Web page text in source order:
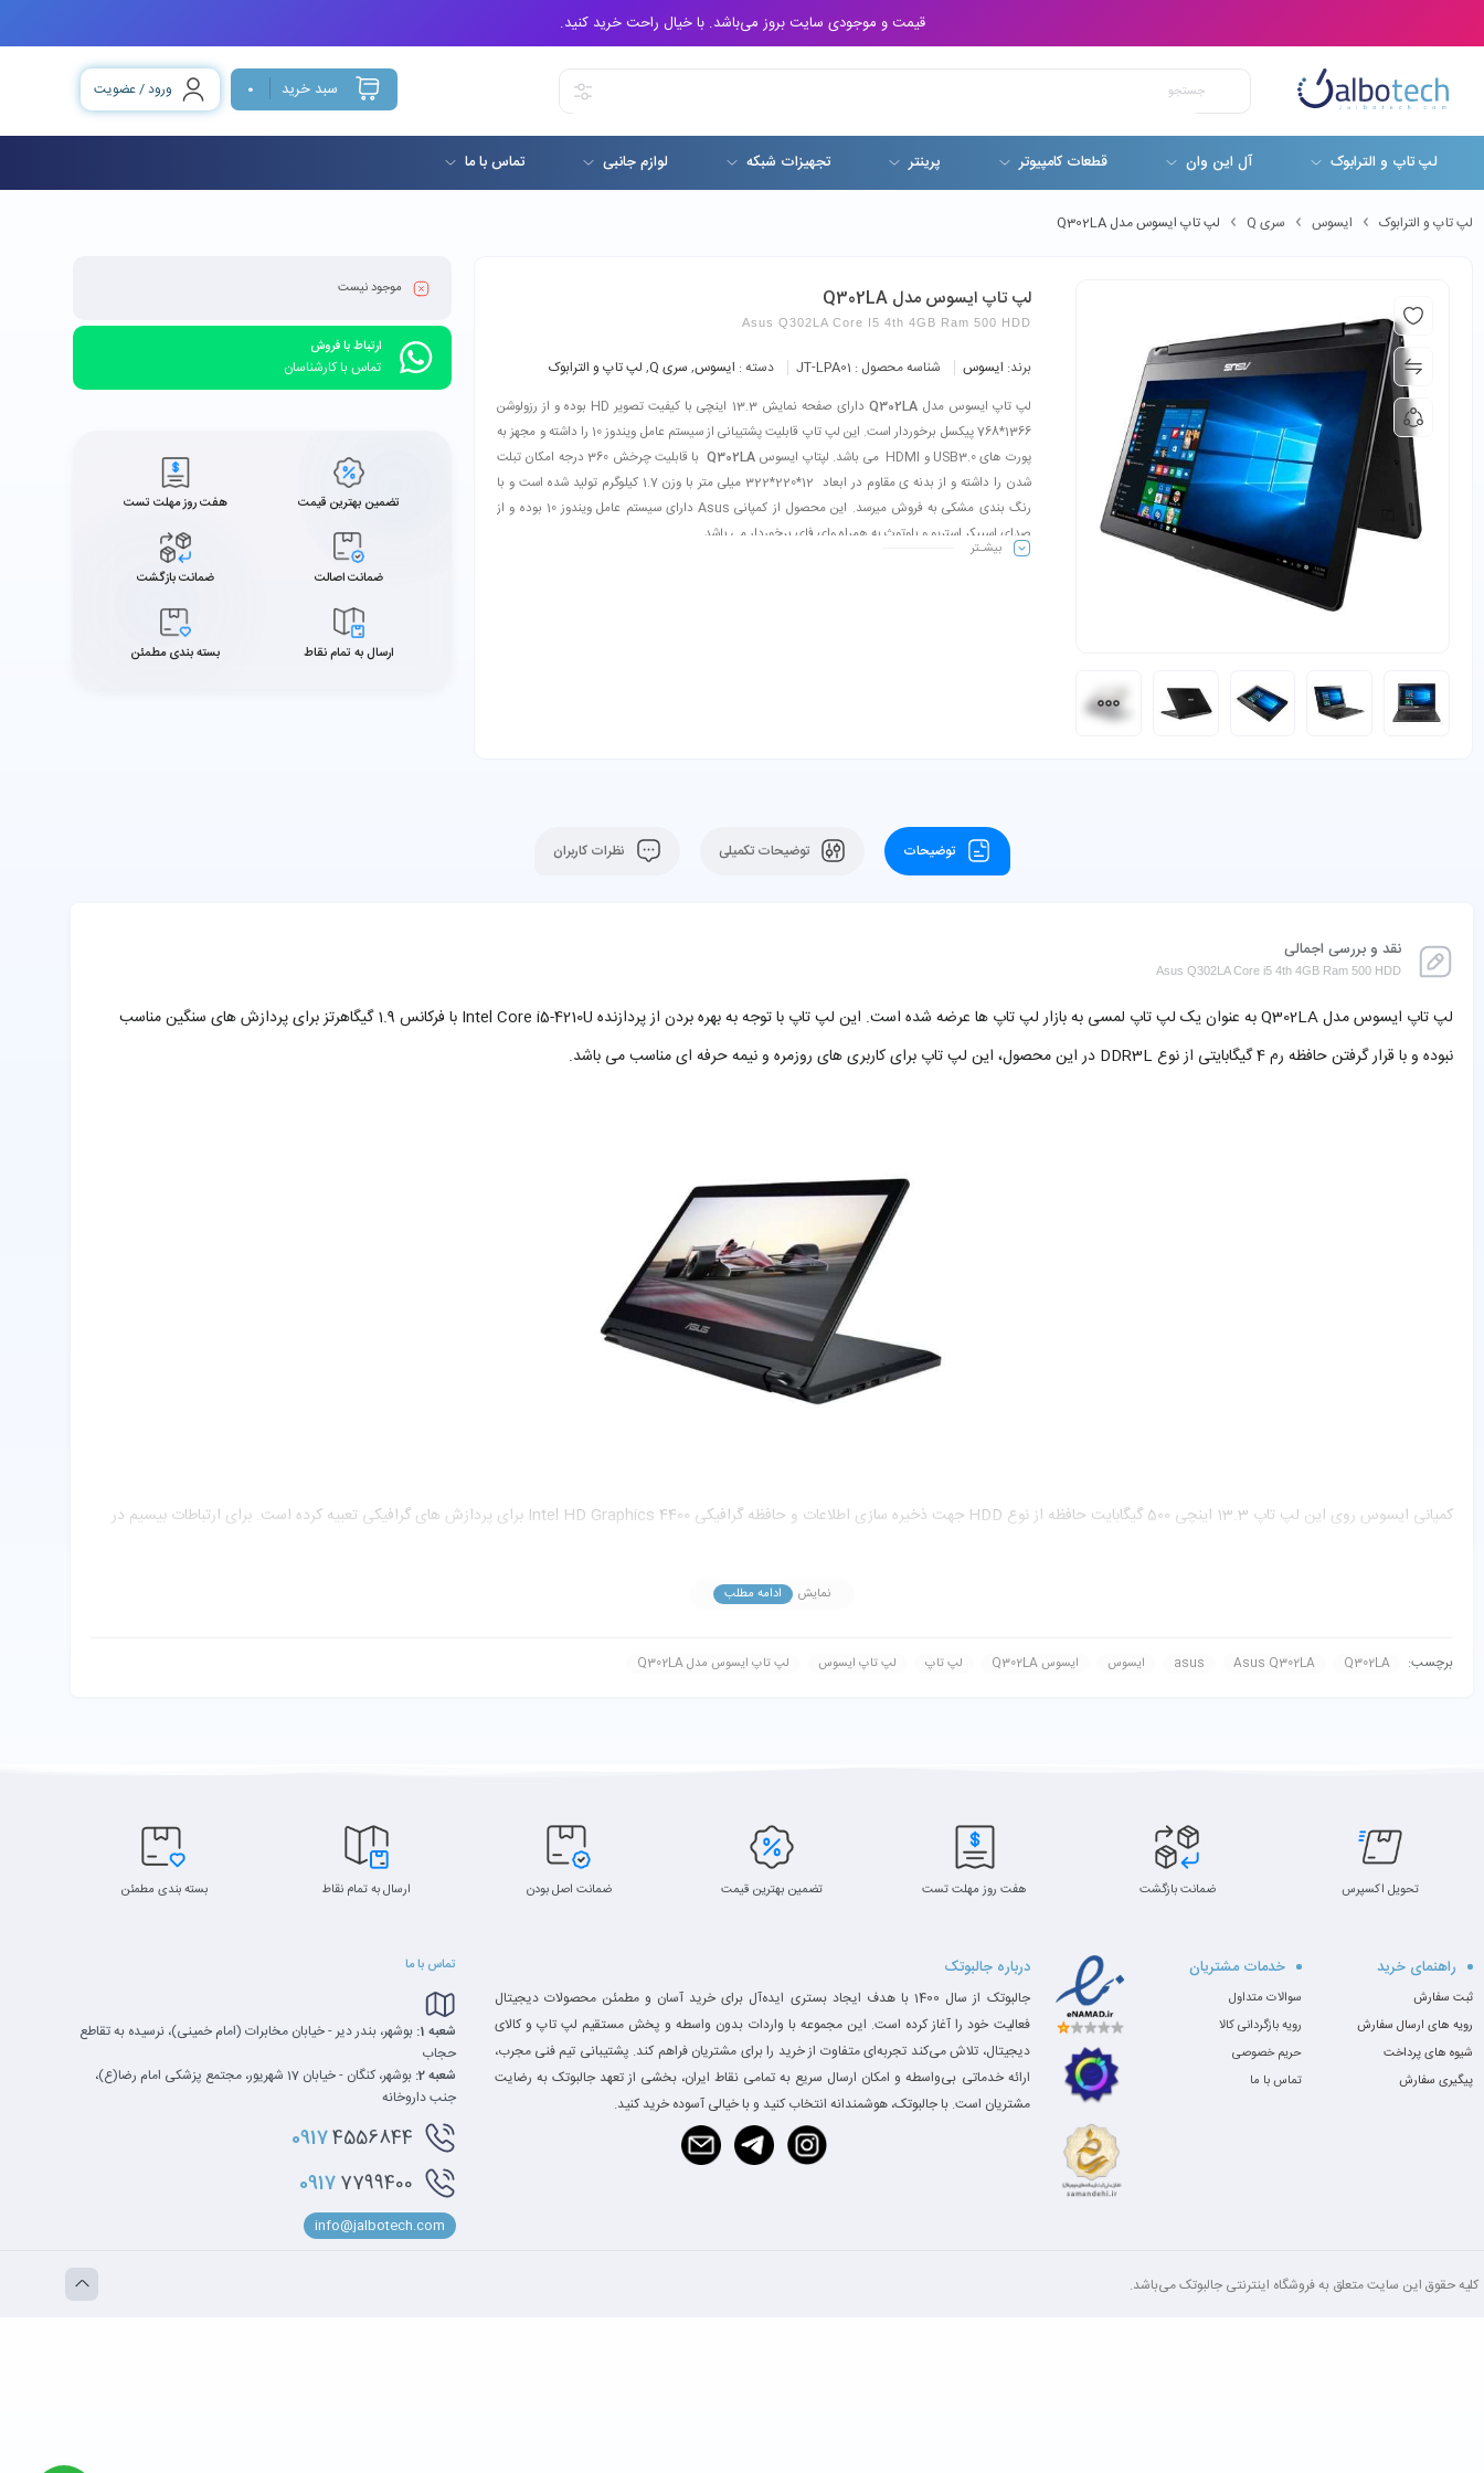
قیمت و موجودی سایت بروز می‌باشد. با خیال راحت خرید کنید.
سبد خرید 0 ورود / عضویت
لپ تاپ و الترابوک آل این وان قطعات کامپیوتر پرینتر تجهیزات شبکه لوازم جانبی تماس با ما
لپ تاپ و الترابوک ایسوس سری Q لپ تاپ ایسوس مدل Q302LA
لپ تاپ ایسوس مدل Q302LA
Asus Q302LA Core I5 4th 4GB Ram 500 HDD
برند: ایسوس شناسه محصول : JT-LPA01 دسته : ایسوس, سری Q , لپ تاپ و الترابوک
لپ تاپ ایسوس مدلQ302LA
دارای صفحه نمایش 13.3 اینچی با کیفیت تصویر HD بوده و از رزولوشن
1366*768 پیکسل برخوردار است. این لپ تاپ قابلیت پشتیبانی از سیستم عامل ویندوز 10 را داشته و مجهز به
پورت های USB3.0 و HDMI می باشد. لپتاپ ایسوس
Q302LA
با قابلیت چرخش 360 درجه امکان تبلت
شدن را داشته و از بدنه ی مقاوم در ابعاد 12*220*322 میلی متر با وزن 1.7 کیلوگرم تولید شده است و با
رنگ بندی مشکی به فروش میرسد. این محصول از کمپانی Asus دارای سیستم عامل ویندوز 10 بوده و از
صدای اسپیکر استریو و بلوتوث به همراه وای فای برخوردار می باشد.
بیشـتر
موجود نیست
ارتباط با فروش
تماس با کارشناسان
تضمین بهترین قیمت هفت روز مهلت تست
ضمانت اصالت ضمانت بازگشت
ارسال به تمام نقاط بسته بندی مطمئن
توضیحات توضیحات تکمیلی نظرات کاربران
نقد و بررسی اجمالی
Asus Q302LA Core i5 4th 4GB Ram 500 HDD
لپ تاپ ایسوس مدل Q302LA به عنوان یک لپ تاپ لمسی به بازار لپ تاپ ها عرضه شده است. این لپ تاپ با توجه به بهره بردن از پردازنده Intel Core i5-4210U با فرکانس 1.9 گیگاهرتز برای پردازش های سنگین مناسب
نبوده و با قرار گرفتن حافظه رم 4 گیگابایتی از نوع DDR3L در این محصول، این لپ تاپ برای کاربری های روزمره و نیمه حرفه ای مناسب می باشد.
کمپانی ایسوس روی این لپ تاپ 13.3 اینچی 500 گیگابایت حافظه از نوع HDD جهت ذخیره سازی اطلاعات و حافظه گرافیکی Intel HD Graphics 4400 برای پردازش های گرافیکی تعبیه کرده است. برای ارتباطات بیسیم در
نمایش ادامه مطلب
برچسب: asus Asus Q302LA Q302LA ایسوس ایسوس Q302LA لپ تاپ لپ تاپ ایسوس لپ تاپ ایسوس مدل Q302LA
تحویل اکسپرس ضمانت بازگشت هفت روز مهلت تست تضمین بهترین قیمت ضمانت اصل بودن ارسال به تمام نقاط بسته بندی مطمئن
راهنمای خرید
ثبت سفارش
رویه های ارسال سفارش
شیوه های پرداخت
پیگیری سفارش
خدمات مشتریان
سوالات متداول
رویه بازگردانی کالا
حریم خصوصی
تماس با ما
درباره جالبوتک
جالبوتک از سال 1400 با هدف ایجاد بستری ایده‌آل برای خرید آسان و مطمئن محصولات دیجیتال
فعالیت خود را آغاز کرده است. این مجموعه با واردات بدون واسطه و پخش مستقیم لپ تاپ و کالای
دیجیتال، تلاش می‌کند تجربه‌ای متفاوت از خرید را برای مشتریان فراهم کند. پشتیبانی تیم فنی مجرب،
ارائه خدماتی بی‌واسطه و امکان ارسال سریع به تمامی نقاط ایران، بخشی از تعهد جالبوتک به رضایت
مشتریان است. با جالبوتک، هوشمندانه انتخاب کنید و با خیالی آسوده خرید کنید.
تماس با ما
شعبه 1:
بوشهر، بندر دیر - خیابان مخابرات (امام خمینی)، نرسیده به تقاطع
حجاب
شعبه 2:
بوشهر، کنگان - خیابان 17 شهریور، مجتمع پزشکی امام رضا(ع)،
جنب داروخانه
09174556844
09177799400
info@jalbotech.com
کلیه‌ حقوق این سایت متعلق به فروشگاه اینترنتی جالبوتک می‌باشد.